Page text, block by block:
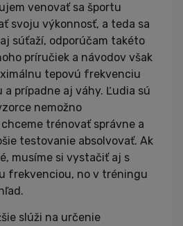
venovať sa športu
svoju výkonnosť, a teda sa
súťaží, odporúčam takéto
príručiek a návodov však
tepovú frekvenciu
prípadne aj váhy. Ľudia sú
nemožno
trénovať správne a
testovanie absolvovať. Ak
musíme si vystačiť aj s
frekvenciou, no v tréningu
slúži na určenie